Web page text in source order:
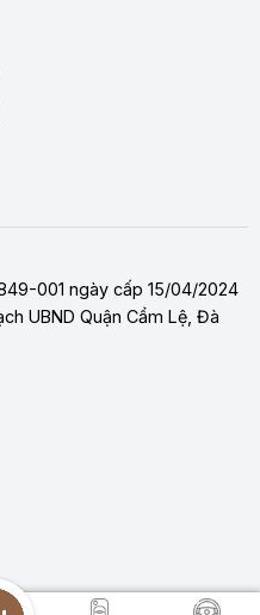
001 ngày cấp 15/04/2024
UBND Quận Cẩm Lệ, Đà